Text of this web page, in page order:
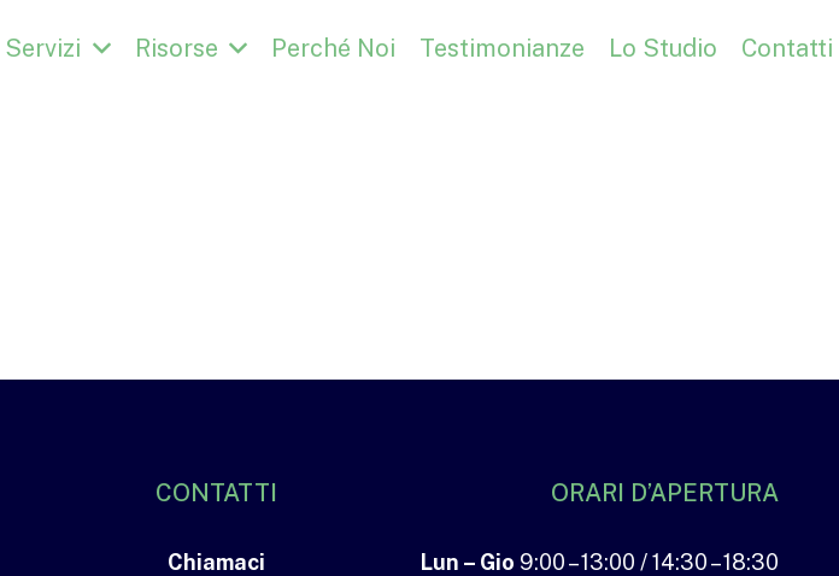
Servizi Risorse Perché Noi Testimonianze Lo Studio Contatti
CONTATTI
Chiamaci
ORARI D’APERTURA
Lun – Gio 9:00 – 13:00 / 14:30 – 18:30